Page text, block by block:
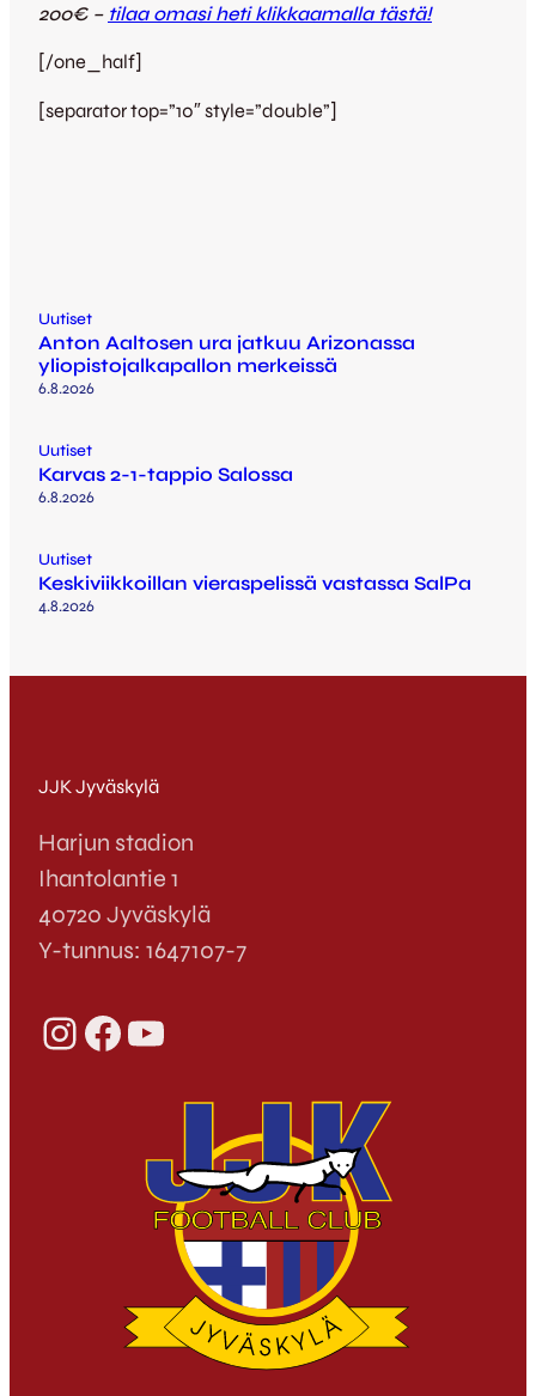
200€ – tilaa omasi heti klikkaamalla tästä!
[/one_half]
[separator top=”10″ style=”double”]
Uutiset
Anton Aaltosen ura jatkuu Arizonassa
yliopistojalkapallon merkeissä
6.8.2026
Uutiset
Karvas 2-1-tappio Salossa
6.8.2026
Uutiset
Keskiviikkoillan vieraspelissä vastassa SalPa
4.8.2026
JJK Jyväskylä
Harjun stadion
Ihantolantie 1
40720 Jyväskylä
Y-tunnus: 1647107-7
InstagramFacebook YouTube